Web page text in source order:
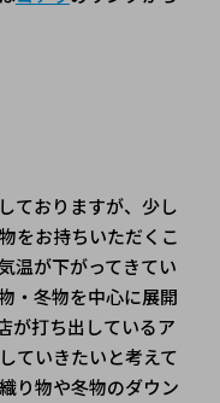
ておりますが、少し
をお持ちいただくこ
温が下がってきてい
・冬物を中心に展開
が打ち出しているア
ていきたいと考えて
り物や冬物のダウン